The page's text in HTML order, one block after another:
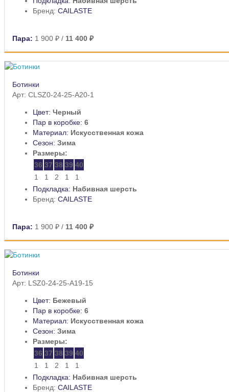
Бренд: CAILASTE
Пара: 1 900 ₽ / 11 400 ₽
Ботинки
Арт: CLSZ0-24-25-A20-1
Цвет: Черный
Пар в коробке: 6
Материал: Искусственная кожа
Сезон: Зима
Размеры:
36 37 38 39 40
1
1 2 1
1
Подкладка: Набивная шерсть
Бренд: CAILASTE
Пара: 1 900 ₽ / 11 400 ₽
Ботинки
Арт: LSZ0-24-25-A19-15
Цвет: Бежевый
Пар в коробке: 6
Материал: Искусственная кожа
Сезон: Зима
Размеры:
36 37 38 39 40
1
1 2 1
1
Подкладка: Набивная шерсть
Бренд: CAILASTE